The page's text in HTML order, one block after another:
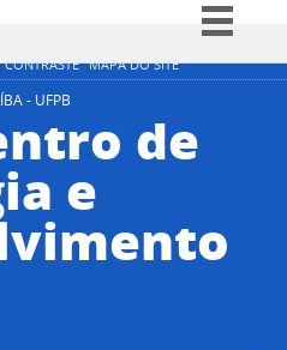
MAPA DO SITE
Simplifique!
Participe
Legislação
Canais
- UFPB
de
e